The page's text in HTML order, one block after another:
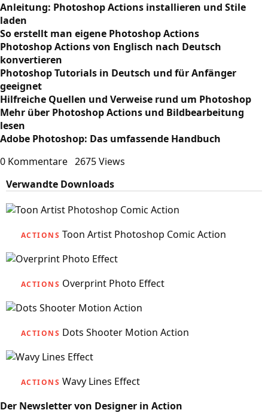
Anleitung: Photoshop Actions installieren und Stile
laden
So erstellt man eigene Photoshop Actions
Photoshop Actions von Englisch nach Deutsch
konvertieren
Photoshop Tutorials in Deutsch und für Anfänger
geeignet
Hilfreiche Quellen und Verweise rund um Photoshop
Mehr über Photoshop Actions und Bildbearbeitung
lesen
Adobe Photoshop: Das umfassende Handbuch
0 Kommentare 2675 Views
Verwandte Downloads
ACTIONS Toon Artist Photoshop Comic Action
ACTIONS Overprint Photo Effect
ACTIONS Dots Shooter Motion Action
ACTIONS Wavy Lines Effect
Der Newsletter von Designer in Action